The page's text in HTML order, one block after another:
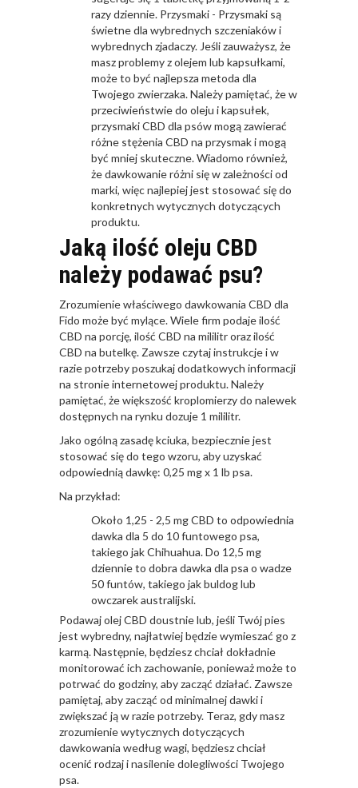
razy dziennie. Przysmaki - Przysmaki są
świetne dla wybrednych szczeniaków i
wybrednych zjadaczy. Jeśli zauważysz, że
masz problemy z olejem lub kapsułkami,
może to być najlepsza metoda dla
Twojego zwierzaka. Należy pamiętać, że w
przeciwieństwie do oleju i kapsułek,
przysmaki CBD dla psów mogą zawierać
różne stężenia CBD na przysmak i mogą
być mniej skuteczne. Wiadomo również,
że dawkowanie różni się w zależności od
marki, więc najlepiej jest stosować się do
konkretnych wytycznych dotyczących
produktu.
Jaką ilość oleju CBD
należy podawać psu?
Zrozumienie właściwego dawkowania CBD dla
Fido może być mylące. Wiele firm podaje ilość
CBD na porcję, ilość CBD na mililitr oraz ilość
CBD na butelkę. Zawsze czytaj instrukcje i w
razie potrzeby poszukaj dodatkowych informacji
na stronie internetowej produktu. Należy
pamiętać, że większość kroplomierzy do nalewek
dostępnych na rynku dozuje 1 mililitr.
Jako ogólną zasadę kciuka, bezpiecznie jest
stosować się do tego wzoru, aby uzyskać
odpowiednią dawkę: 0,25 mg x 1 lb psa.
Na przykład:
Około 1,25 - 2,5 mg CBD to odpowiednia
dawka dla 5 do 10 funtowego psa,
takiego jak Chihuahua. Do 12,5 mg
dziennie to dobra dawka dla psa o wadze
50 funtów, takiego jak buldog lub
owczarek australijski.
Podawaj olej CBD doustnie lub, jeśli Twój pies
jest wybredny, najłatwiej będzie wymieszać go z
karmą. Następnie, będziesz chciał dokładnie
monitorować ich zachowanie, ponieważ może to
potrwać do godziny, aby zacząć działać. Zawsze
pamiętaj, aby zacząć od minimalnej dawki i
zwiększać ją w razie potrzeby. Teraz, gdy masz
zrozumienie wytycznych dotyczących
dawkowania według wagi, będziesz chciał
ocenić rodzaj i nasilenie dolegliwości Twojego
psa.